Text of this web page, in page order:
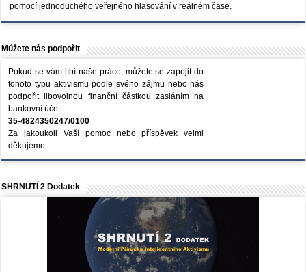
pomocí jednoduchého veřejného hlasování v reálném čase.
Můžete nás podpořit
Pokud se vám líbí naše práce, můžete se zapojit do
tohoto typu aktivismu podle svého zájmu nebo nás
podpořit libovolnou finanční částkou zasláním na
bankovní účet:
35-4824350247/0100
Za jakoukoli Vaší pomoc nebo příspěvek velmi
děkujeme.
SHRNUTÍ 2 Dodatek